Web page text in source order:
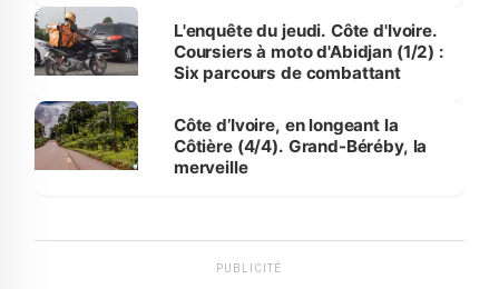
L'enquête du jeudi. Côte d'Ivoire.
Coursiers à moto d'Abidjan (1/2) :
Six parcours de combattant
Côte d’Ivoire, en longeant la
Côtière (4/4). Grand-Béréby, la
merveille
PUBLICITÉ